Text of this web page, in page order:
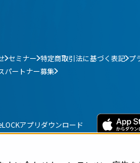
セミナー 特定商取引法に基づく表記 プ
パートナー募集
アプリダウンロード
ト
活用事例